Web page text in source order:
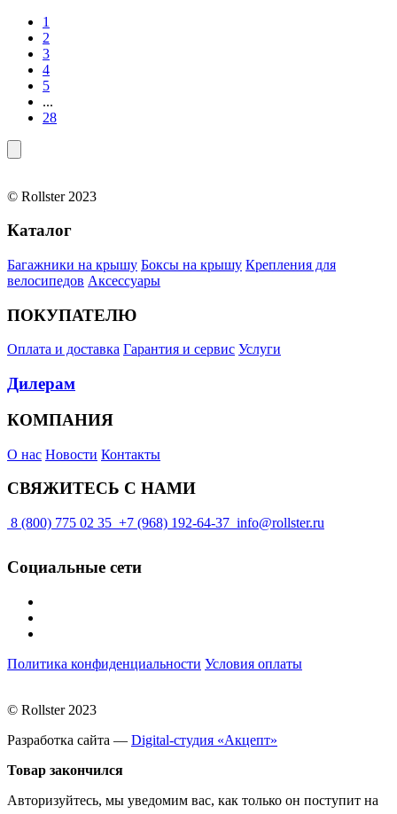
1
2
3
4
5
...
28
© Rollster 2023
Каталог
Багажники на крышу Боксы на крышу Крепления для
велосипедов Аксессуары
ПОКУПАТЕЛЮ
Оплата и доставка Гарантия и сервис Услуги
Дилерам
КОМПАНИЯ
О нас Новости Контакты
СВЯЖИТЕСЬ С НАМИ
8 (800) 775 02 35 +7 (968) 192-64-37 info@rollster.ru
Социальные сети
Политика конфиденциальности Условия оплаты
© Rollster 2023
Разработка сайта — Digital-студия «Акцепт»
Товар закончился
Авторизуйтесь, мы уведомим вас, как только он поступит на